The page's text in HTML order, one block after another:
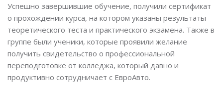
Успешно завершившие обучение, получили сертификат
о прохождении курса, на котором указаны результаты
теоретического теста и практического экзамена. Также в
группе были ученики, которые проявили желание
получить свидетельство о профессиональной
переподготовке от колледжа, который давно и
продуктивно сотрудничает с ЕвроАвто.